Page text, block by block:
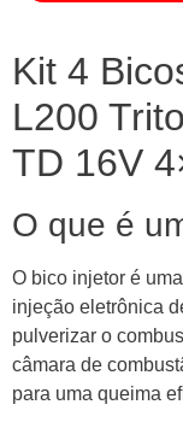
Kit 4
L200
TD 16V
O que é
O bico injetor é
injeção eletrônica
pulverizar o
câmara de
para uma queima